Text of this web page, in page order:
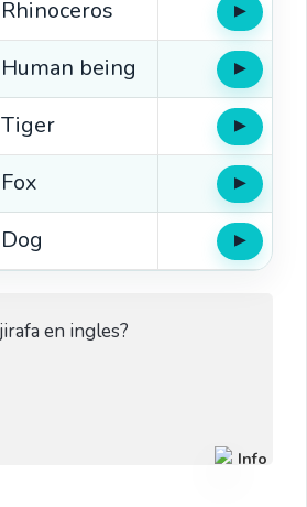
Rhinoceros ▶Oír
Human being ▶Oír
Tiger ▶Oír
Fox ▶Oír
Dog ▶Oír
Info